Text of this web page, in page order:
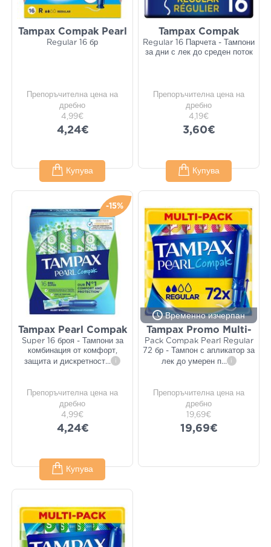
Tampax Compak Pearl
Regular 16 бр
Препоръчителна цена на
дребно
4,99€
4,24€
Купува
Tampax Compak
Regular 16 Парчета - Тампони
за дни с лек до среден поток
Препоръчителна цена на
дребно
4,19€
3,60€
Купува
-15%
Tampax Pearl Compak
Super 16 броя - Тампони за
комбинация от комфорт,
защита и дискретност... i
Препоръчителна цена на
дребно
4,99€
4,24€
Купува
Временно изчерпан
Tampax Promo Multi-
Pack Compak Pearl Regular
72 бр - Тампон с апликатор за
лек до умерен п... i
Препоръчителна цена на
дребно
19,69€
19,69€